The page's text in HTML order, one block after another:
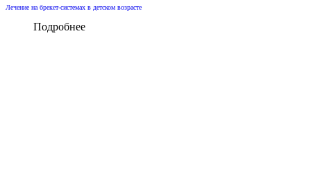
Лечение на брекет-системах в детском возрасте
Подробнее